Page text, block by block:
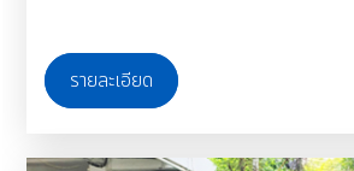
รายละเอียด